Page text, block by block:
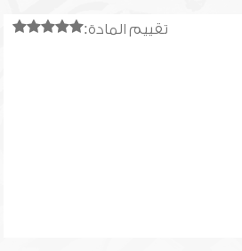
تقييم المادة: